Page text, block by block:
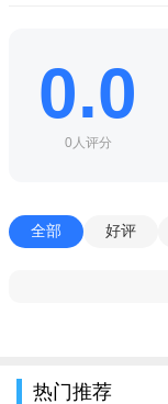
0.0
0人评分
全部 好评
热门推荐